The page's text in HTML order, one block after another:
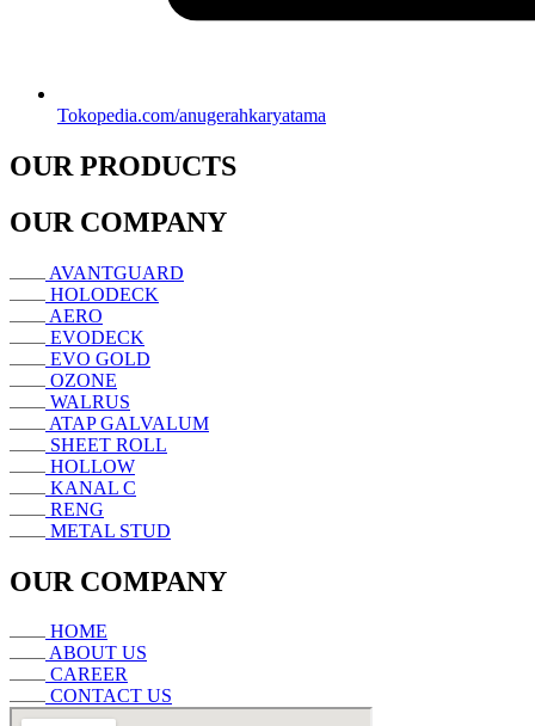
Tokopedia.com/anugerahkaryatama
OUR PRODUCTS
OUR COMPANY
AVANTGUARD
HOLODECK
AERO
EVODECK
EVO GOLD
OZONE
WALRUS
ATAP GALVALUM
SHEET ROLL
HOLLOW
KANAL C
RENG
METAL STUD
OUR COMPANY
HOME
ABOUT US
CAREER
CONTACT US